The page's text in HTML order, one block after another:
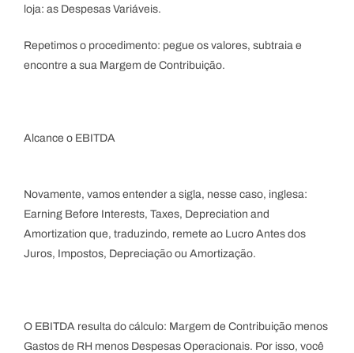
loja: as Despesas Variáveis.
Repetimos o procedimento: pegue os valores, subtraia e
encontre a sua Margem de Contribuição.
Alcance o EBITDA
Novamente, vamos entender a sigla, nesse caso, inglesa:
Earning Before Interests, Taxes, Depreciation and
Amortization que, traduzindo, remete ao Lucro Antes dos
Juros, Impostos, Depreciação ou Amortização.
O EBITDA resulta do cálculo: Margem de Contribuição menos
Gastos de RH menos Despesas Operacionais. Por isso, você